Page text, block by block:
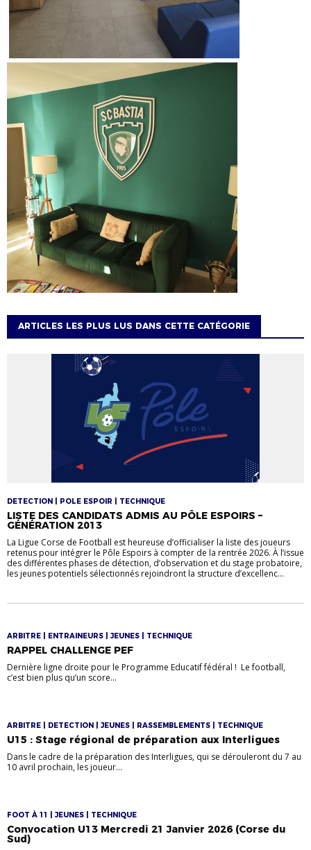
ARTICLES LES PLUS LUS DANS CETTE CATÉGORIE
DETECTION | POLE ESPOIR | TECHNIQUE
LISTE DES CANDIDATS ADMIS AU PÔLE ESPOIRS –
GÉNÉRATION 2013
La Ligue Corse de Football est heureuse d’officialiser la liste des joueurs
retenus pour intégrer le Pôle Espoirs à compter de la rentrée 2026. À l’issue
des différentes phases de détection, d’observation et du stage probatoire,
les jeunes potentiels sélectionnés rejoindront la structure d’excellenc...
ARBITRE | ENTRAINEURS | JEUNES | TECHNIQUE
RAPPEL CHALLENGE PEF
Dernière ligne droite pour le Programme Educatif fédéral ! Le football,
c’est bien plus qu’un score...
ARBITRE | DETECTION | JEUNES | RASSEMBLEMENTS | TECHNIQUE
U15 : Stage régional de préparation aux Interligues
Dans le cadre de la préparation des Interligues, qui se dérouleront du 7 au
10 avril prochain, les joueur...
FOOT À 11 | JEUNES | TECHNIQUE
Convocation U13 Mercredi 21 Janvier 2026 (Corse du
Sud)